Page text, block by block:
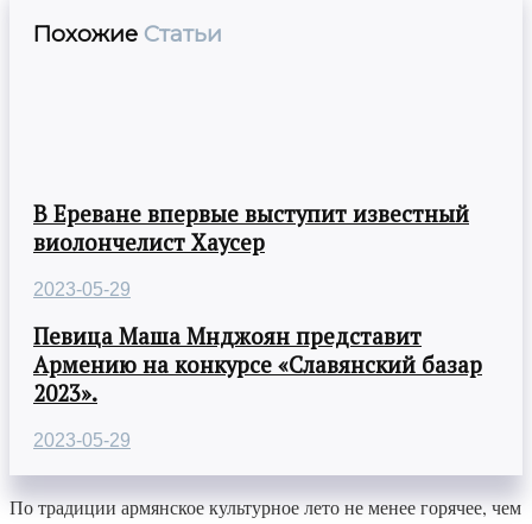
Похожие Статьи
В Ереване впервые выступит известный
виолончелист Хаусер
2023-05-29
Певица Маша Мнджоян представит
Армению на конкурсе «Славянский базар
2023».
2023-05-29
По традиции армянское культурное лето не менее горячее, чем